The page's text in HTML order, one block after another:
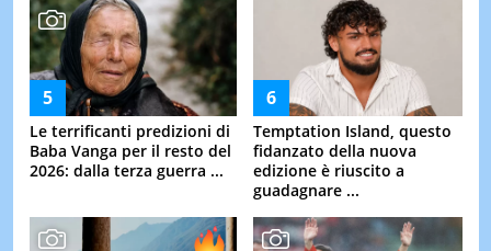
Le terrificanti predizioni di
Baba Vanga per il resto del
2026: dalla terza guerra ...
Temptation Island, questo
fidanzato della nuova
edizione è riuscito a
guadagnare ...